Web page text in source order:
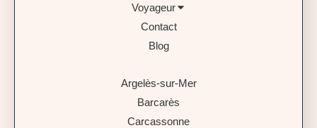
Voyageur
Contact
Blog
Argelès-sur-Mer
Barcarès
Carcassonne